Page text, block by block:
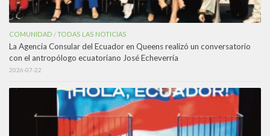
COMUNIDAD /TODAS LAS NOTICIAS
La Agencia Consular del Ecuador en Queens realizó un conversatorio
con el antropólogo ecuatoriano José Echeverría
2026-07-22